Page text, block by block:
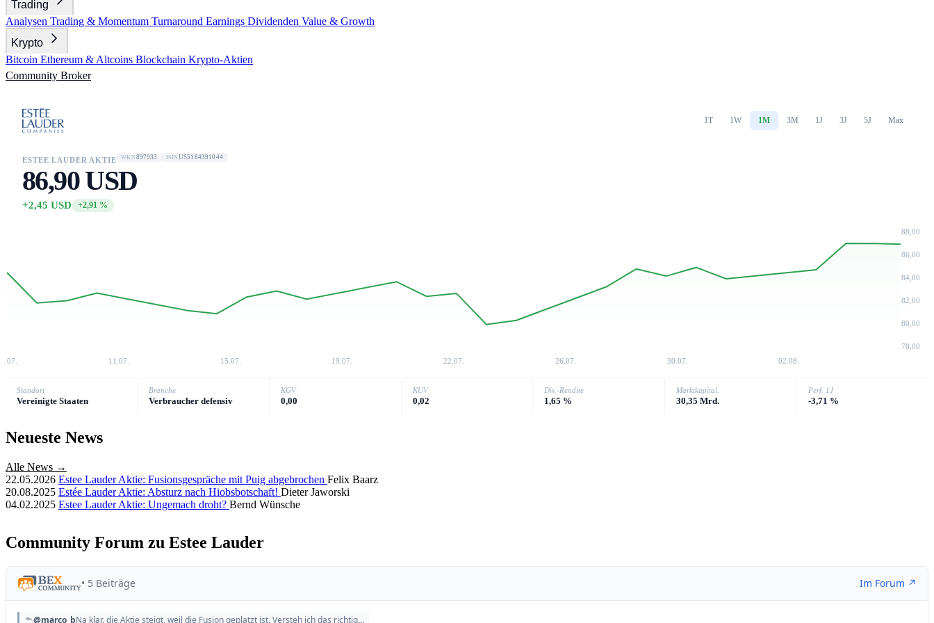
Trading
Analysen Trading & Momentum Turnaround Earnings Dividenden Value & Growth
Krypto
Bitcoin Ethereum & Altcoins Blockchain Krypto-Aktien
Community Broker
1T 1W 1M 3M 1J 3J 5J Max
ESTEE LAUDER AKTIE WKN 897933 ISIN US5184391044
86,90 USD
+2,45 USD +2,91 %
88,00
86,00
84,00
82,00
80,00
78,00
11.07. 15.07. 19.07. 22.07. 26.07. 30.07. 02.08.
Standort
Vereinigte Staaten
Branche
Verbraucher defensiv
KGV
0,00
KUV
0,02
Div.-Rendite
1,65 %
Marktkapital.
30,35 Mrd.
Perf. 1J
-3,71 %
Neueste News
Alle News →
22.05.2026 Estee Lauder Aktie: Fusionsgespräche mit Puig abgebrochen Felix Baarz
20.08.2025 Estée Lauder Aktie: Absturz nach Hiobsbotschaft! Dieter Jaworski
04.02.2025 Estee Lauder Aktie: Ungemach droht? Bernd Wünsche
Community Forum zu Estee Lauder